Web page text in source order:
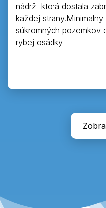
nádrž ktorá dostala
každej
súkromných pozemkov
rybej osádky